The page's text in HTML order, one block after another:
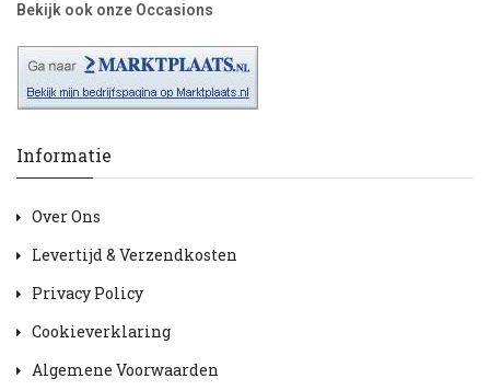
Bekijk ook onze Occasions
Informatie
Over Ons
Levertijd & Verzendkosten
Privacy Policy
Cookieverklaring
Algemene Voorwaarden